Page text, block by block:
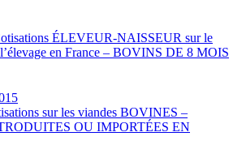
ÉLEVEUR-NAISSEUR sur le
en France – BOVINS DE 8 MOIS
sur les viandes BOVINES –
OU IMPORTÉES EN